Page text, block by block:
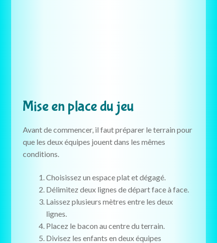
Mise en place du jeu
Avant de commencer, il faut préparer le terrain pour
que les deux équipes jouent dans les mêmes
conditions.
Choisissez un espace plat et dégagé.
Délimitez deux lignes de départ face à face.
Laissez plusieurs mètres entre les deux
lignes.
Placez le bacon au centre du terrain.
Divisez les enfants en deux équipes